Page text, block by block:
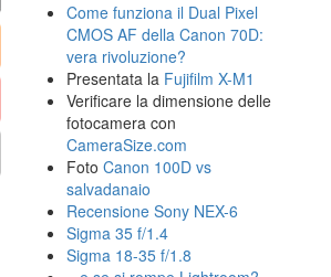
Come funziona il Dual Pixel
CMOS AF della Canon 70D:
vera rivoluzione?
Presentata la Fujifilm X-M1
Verificare la dimensione delle
fotocamera con
CameraSize.com
FotoCanon 100D vs
salvadanaio
Recensione Sony NEX-6
Sigma 35 f/1.4
Sigma 18-35 f/1.8